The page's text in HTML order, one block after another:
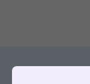
증상/